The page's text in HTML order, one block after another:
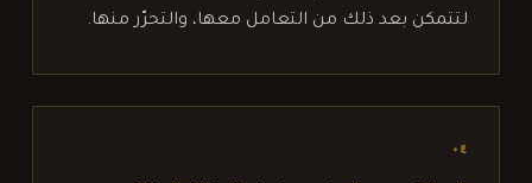
لتتمكن بعد ذلك من التعامل معها، والتحرّر منها.
٠٤